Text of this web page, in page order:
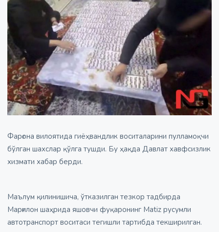
Фарғона вилоятида гиёҳвандлик воситаларини пулламоқчи
бўлган шахслар қўлга тушди. Бу ҳақда Давлат хавфсизлик
хизмати хабар берди.
Маълум қилинишича, ўтказилган тезкор тадбирда
Марғилон шаҳрида яшовчи фуқаронинг Matiz русумли
автотранспорт воситаси тегишли тартибда текширилган.